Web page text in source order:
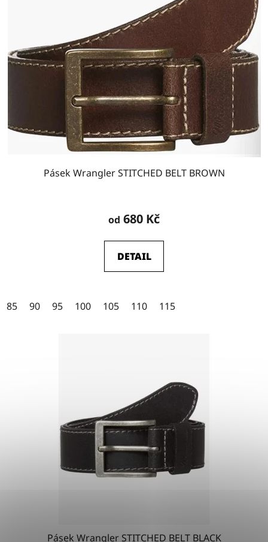
Pásek Wrangler STITCHED BELT BROWN
od 680 Kč
DETAIL
85 90 95 100 105 110 115
Pásek Wrangler STITCHED BELT BLACK